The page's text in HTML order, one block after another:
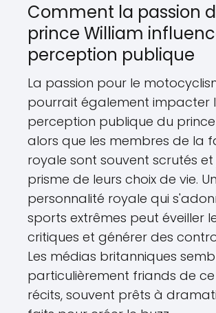
Comment la passion
prince William
perception publique
La passion pour le
pourrait également impacter
perception publique du prince
alors que les membres de la
royale sont souvent scrutés
prisme de leurs choix de vie.
personnalité royale qui
sports extrêmes peut éveiller
critiques et générer des
Les médias britanniques
particulièrement friands de
récits, souvent prêts à